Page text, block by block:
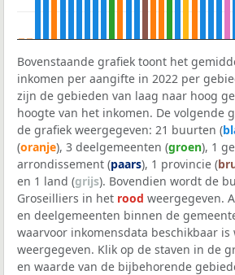
Bovenstaande grafiek toont het
inkomen per aangifte in 2022 per
zijn de gebieden van laag naar hoog
hoogte van het inkomen. De volgende
de grafiek weergegeven: 21 buurten (
(oranje), 3 deelgemeenten (groen), 1
arrondissement (paars), 1 provincie (
en 1 land (grijs). Bovendien wordt de
Groseilliers in het rood weergegeven.
en deelgemeenten binnen de
waarvoor inkomensdata beschikbaar is
weergegeven. Klik op de staven in de
en waarde van de bijbehorende